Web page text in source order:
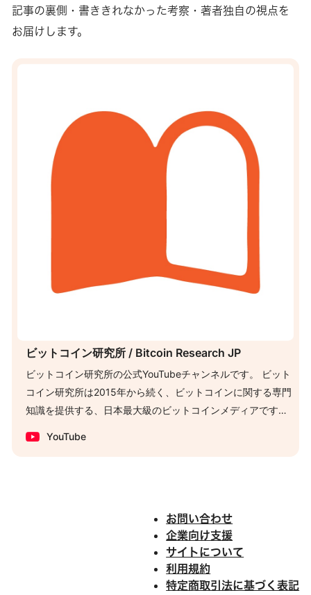
記事の裏側・書ききれなかった考察・著者独自の視点を
お届けします。
ビットコイン研究所 / Bitcoin Research JP
ビットコイン研究所の公式YouTubeチャンネルです。 ビット
コイン研究所は2015年から続く、ビットコインに関する専門
知識を提供する、日本最大級のビットコインメディアです。
YouTube
お問い合わせ
企業向け支援
サイトについて
利用規約
特定商取引法に基づく表記